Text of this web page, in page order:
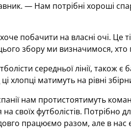
— Нам потрібні хороші
побачити на власні очі. Це
збору ми визначимося, хто
середньої лінії, також
хлопці матимуть на рівні
нам протистоятимуть
своїх футболістів. Потрібно
працюємо разом, але в